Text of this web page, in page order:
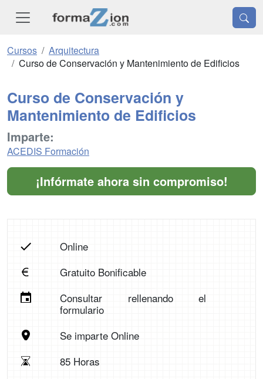
Cursos
Arquitectura
Curso de Conservación y Mantenimiento de Edificios
Curso de Conservación y
Mantenimiento de Edificios
Imparte:
ACEDIS Formación
¡Infórmate ahora sin compromiso!
Online
Gratuito Bonificable
Consultar rellenando el
formulario
Se imparte Online
85 Horas